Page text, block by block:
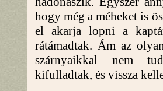
hogy még a méheket is
el akarja lopni a
rátámadtak. Ám az
szárnyaikkal nem
kifulladtak, és vissza